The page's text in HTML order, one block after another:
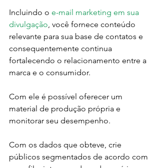
Incluindo o e-mail marketing em sua
divulgação, você fornece conteúdo
relevante para sua base de contatos e
consequentemente continua
fortalecendo o relacionamento entre a
marca e o consumidor.
Com ele é possível oferecer um
material de produção própria e
monitorar seu desempenho.
Com os dados que obteve, crie
públicos segmentados de acordo com